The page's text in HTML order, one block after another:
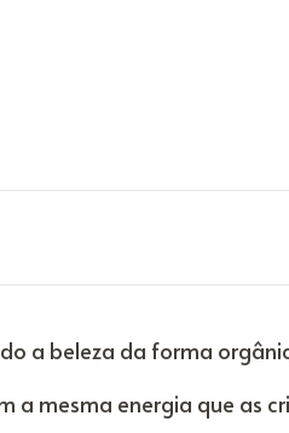
a beleza da forma
a mesma energia que as